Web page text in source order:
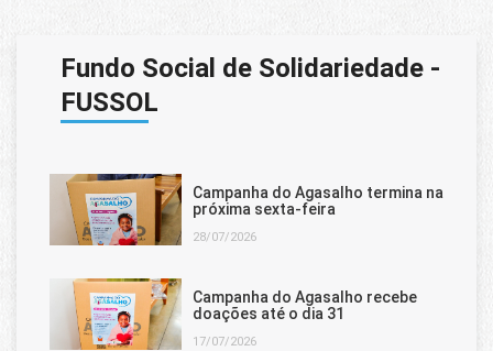
Fundo Social de Solidariedade -
FUSSOL
Campanha do Agasalho termina na
próxima sexta-feira
28/07/2026
Campanha do Agasalho recebe
doações até o dia 31
17/07/2026